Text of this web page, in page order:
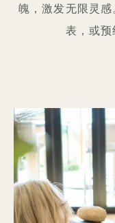
魄，激发无限灵
表，或预